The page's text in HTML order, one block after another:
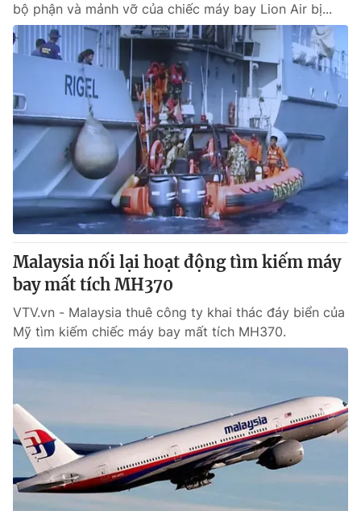
Video Shorts video
VTV Money VTV Thể thao
VTV Sức khoẻ Bất động sản
Thị trường 24h Tấm lòng Việt
VTV4 Vươn mình bằng AI
VTV9 VTV8
Liên hệ tòa soạn
Theo dõi báo trên
Cơ quan chủ quản:Đài Truyền hình Việt Nam
Cơ quan báo chí:Thời báo VTV
bộ phận và mảnh vỡ của chiếc máy bay Lion Air bị...
Malaysia nối lại hoạt động tìm kiếm máy
bay mất tích MH370
VTV.vn - Malaysia thuê công ty khai thác đáy biển của
Mỹ tìm kiếm chiếc máy bay mất tích MH370.